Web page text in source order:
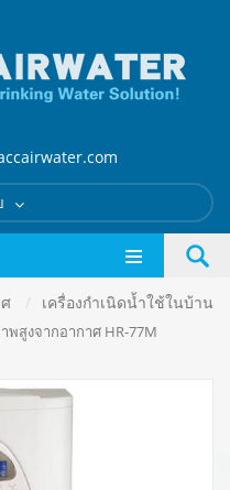
/
เครื่องกำเนิดน้ำใช้ในบ้าน
สูงจากอากาศ HR-77M